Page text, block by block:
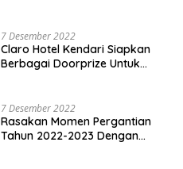
7 Desember 2022
Claro Hotel Kendari Siapkan
Berbagai Doorprize Untuk
7 Desember 2022
Rasakan Momen Pergantian
Tahun 2022-2023 Dengan